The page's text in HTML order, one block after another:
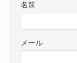
名前
メール